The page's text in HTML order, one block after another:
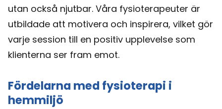
utan också njutbar. Våra fysioterapeuter är
utbildade att motivera och inspirera, vilket gör
varje session till en positiv upplevelse som
klienterna ser fram emot.
Fördelarna med fysioterapi i
hemmiljö